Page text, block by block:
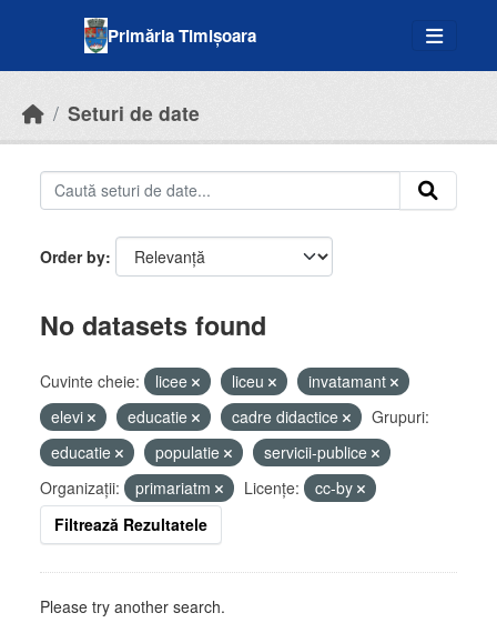
Primăria Timișoara
Seturi de date
Order by
No datasets found
Cuvinte cheie: licee liceu
invatamant
elevi
educatie cadre didactice
Grupuri:
educatie
populatie
servicii-publice
Organizații:
primariatm Licenţe:
cc-by
Filtrează Rezultatele
Please try another search.